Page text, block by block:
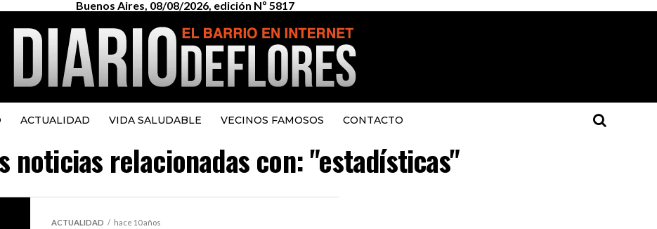
Buenos Aires, 08/08/2026, edición Nº 5817
ACTUALIDAD VIDA SALUDABLE VECINOS FAMOSOS CONTACTO
noticias relacionadas con: "estadísticas"
ACTUALIDAD hace 10 años